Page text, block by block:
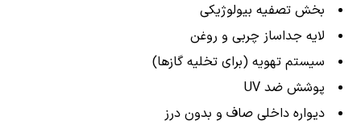
بخش تصفیه بیولوژیکی
لایه جداساز چربی و روغن
سیستم تهویه (برای تخلیه گازها)
پوشش ضد UV
دیواره داخلی صاف و بدون درز